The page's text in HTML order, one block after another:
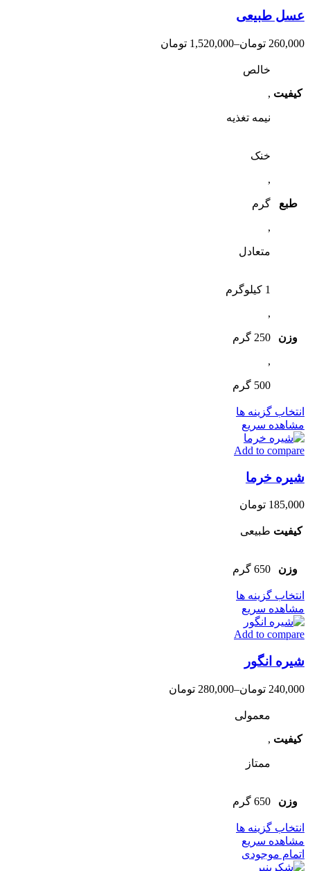
گزینه
محصول
عسل طبیعی
260,000 تومان–
1,520,000 تومان
کیفیت
خالص
,
نیمه تغذیه
طبع
خنک
,
گرم
,
متعادل
وزن
1 کیلوگرم
,
250 گرم
,
500 گرم
انتخاب گزینه ها
انواع
صفحه
مشاهده سریع
Add to compare
شیره خرما
185,000 تومان
کیفیت طبیعی
وزن 650 گرم
انتخاب گزینه ها
انواع
گزینه
مشاهده سریع
Add to compare
شیره انگور
240,000 تومان–
280,000 تومان
کیفیت
معمولی
,
ممتاز
وزن 650 گرم
انتخاب گزینه ها
مشاهده سریع
اتمام موجودی